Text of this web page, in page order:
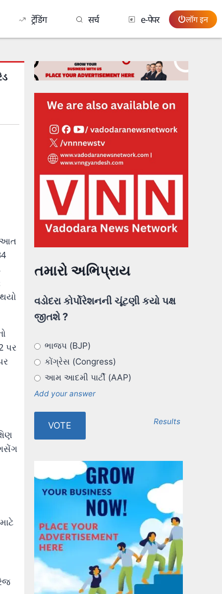
ट्रेंडिंग सर्च e-पेपर लॉग इन
પર
તમારો અભિપ્રાય
વડોદરા કોર્પોરેશનની ચૂંટણી કયો પક્ષ
જીતશે ?
ભાજપ (BJP)
કોંગ્રેસ (Congress)
આમ આદમી પાર્ટી (AAP)
Add your answer
Results